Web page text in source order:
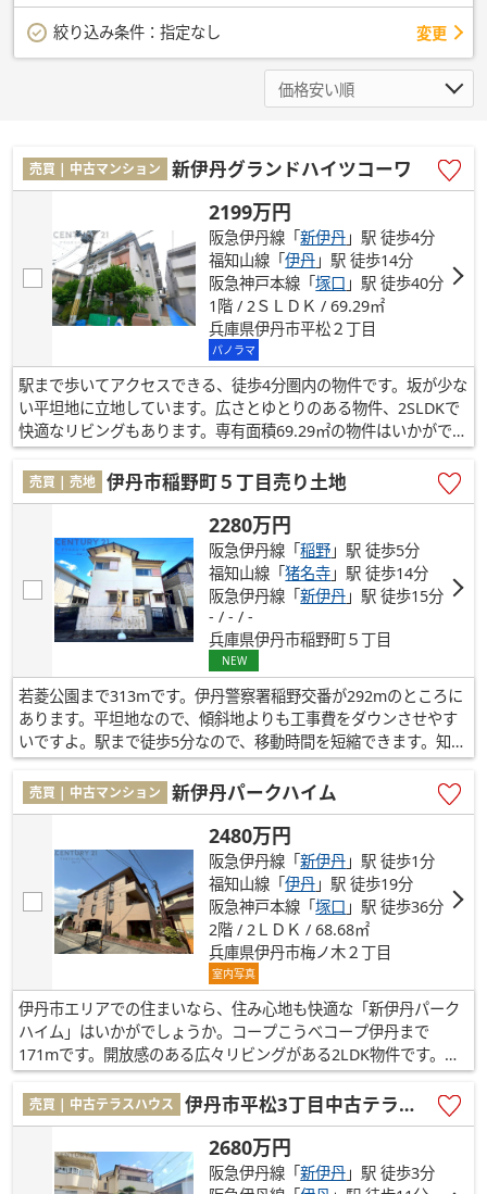
絞り込み条件： 指定なし 変更
売買 | 中古マンション 新伊丹グランドハイツコーワ
2199万円
阪急伊丹線「新伊丹 」駅 徒歩4分
福知山線「伊丹 」駅 徒歩14分
阪急神戸本線「塚口 」駅 徒歩40分
1階 / 2ＳＬＤＫ / 69.29㎡
兵庫県伊丹市平松２丁目
パノラマ
駅まで歩いてアクセスできる、徒歩4分圏内の物件です。坂が少な
い平坦地に立地しています。広さとゆとりのある物件、2SLDKで
快適なリビングもあります。専有面積69.29㎡の物件はいかがです
か。伊丹市で交通の利便性の高い暮らしをするなら、阪急伊丹線
新伊丹周辺が便利です。こだわりやご要望などございましたら、
お気軽にお問い合わせください。
売買 | 売地 伊丹市稲野町５丁目売り土地
2280万円
阪急伊丹線「稲野 」駅 徒歩5分
福知山線「猪名寺 」駅 徒歩14分
阪急伊丹線「新伊丹 」駅 徒歩15分
- / - / -
兵庫県伊丹市稲野町５丁目
NEW
若菱公園まで313mです。伊丹警察署稲野交番が292mのところに
あります。平坦地なので、傾斜地よりも工事費をダウンさせやす
いですよ。駅まで徒歩5分なので、移動時間を短縮できます。知識
と経験豊富な当社スタッフが、あなたのマイホームの夢を叶える
お手伝いをいたします。ぜひあなたの住まいに求める条件をお聞
かせください。ご連絡をお待ちしております。
売買 | 中古マンション 新伊丹パークハイム
2480万円
阪急伊丹線「新伊丹 」駅 徒歩1分
福知山線「伊丹 」駅 徒歩19分
阪急神戸本線「塚口 」駅 徒歩36分
2階 / 2ＬＤＫ / 68.68㎡
兵庫県伊丹市梅ノ木２丁目
室内写真
伊丹市エリアでの住まいなら、住み心地も快適な「新伊丹パーク
ハイム」はいかがでしょうか。コープこうべコープ伊丹まで
171mです。開放感のある広々リビングがある2LDK物件です。追
焚機能設置の浴室なので翌日の入浴にも利便性が高いです。阪急
伊丹線新伊丹周辺なら、通勤や通学においてあまり不便さを感じ
ないでしょう。さらにご希望の条件があれば、当社にお聞かせ下
売買 | 中古テラスハウス 伊丹市平松3丁目中古テラスハウス
2680万円
阪急伊丹線「新伊丹 」駅 徒歩3分